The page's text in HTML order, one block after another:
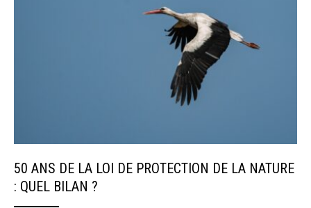
50 ANS DE LA LOI DE PROTECTION DE LA NATURE
: QUEL BILAN ?